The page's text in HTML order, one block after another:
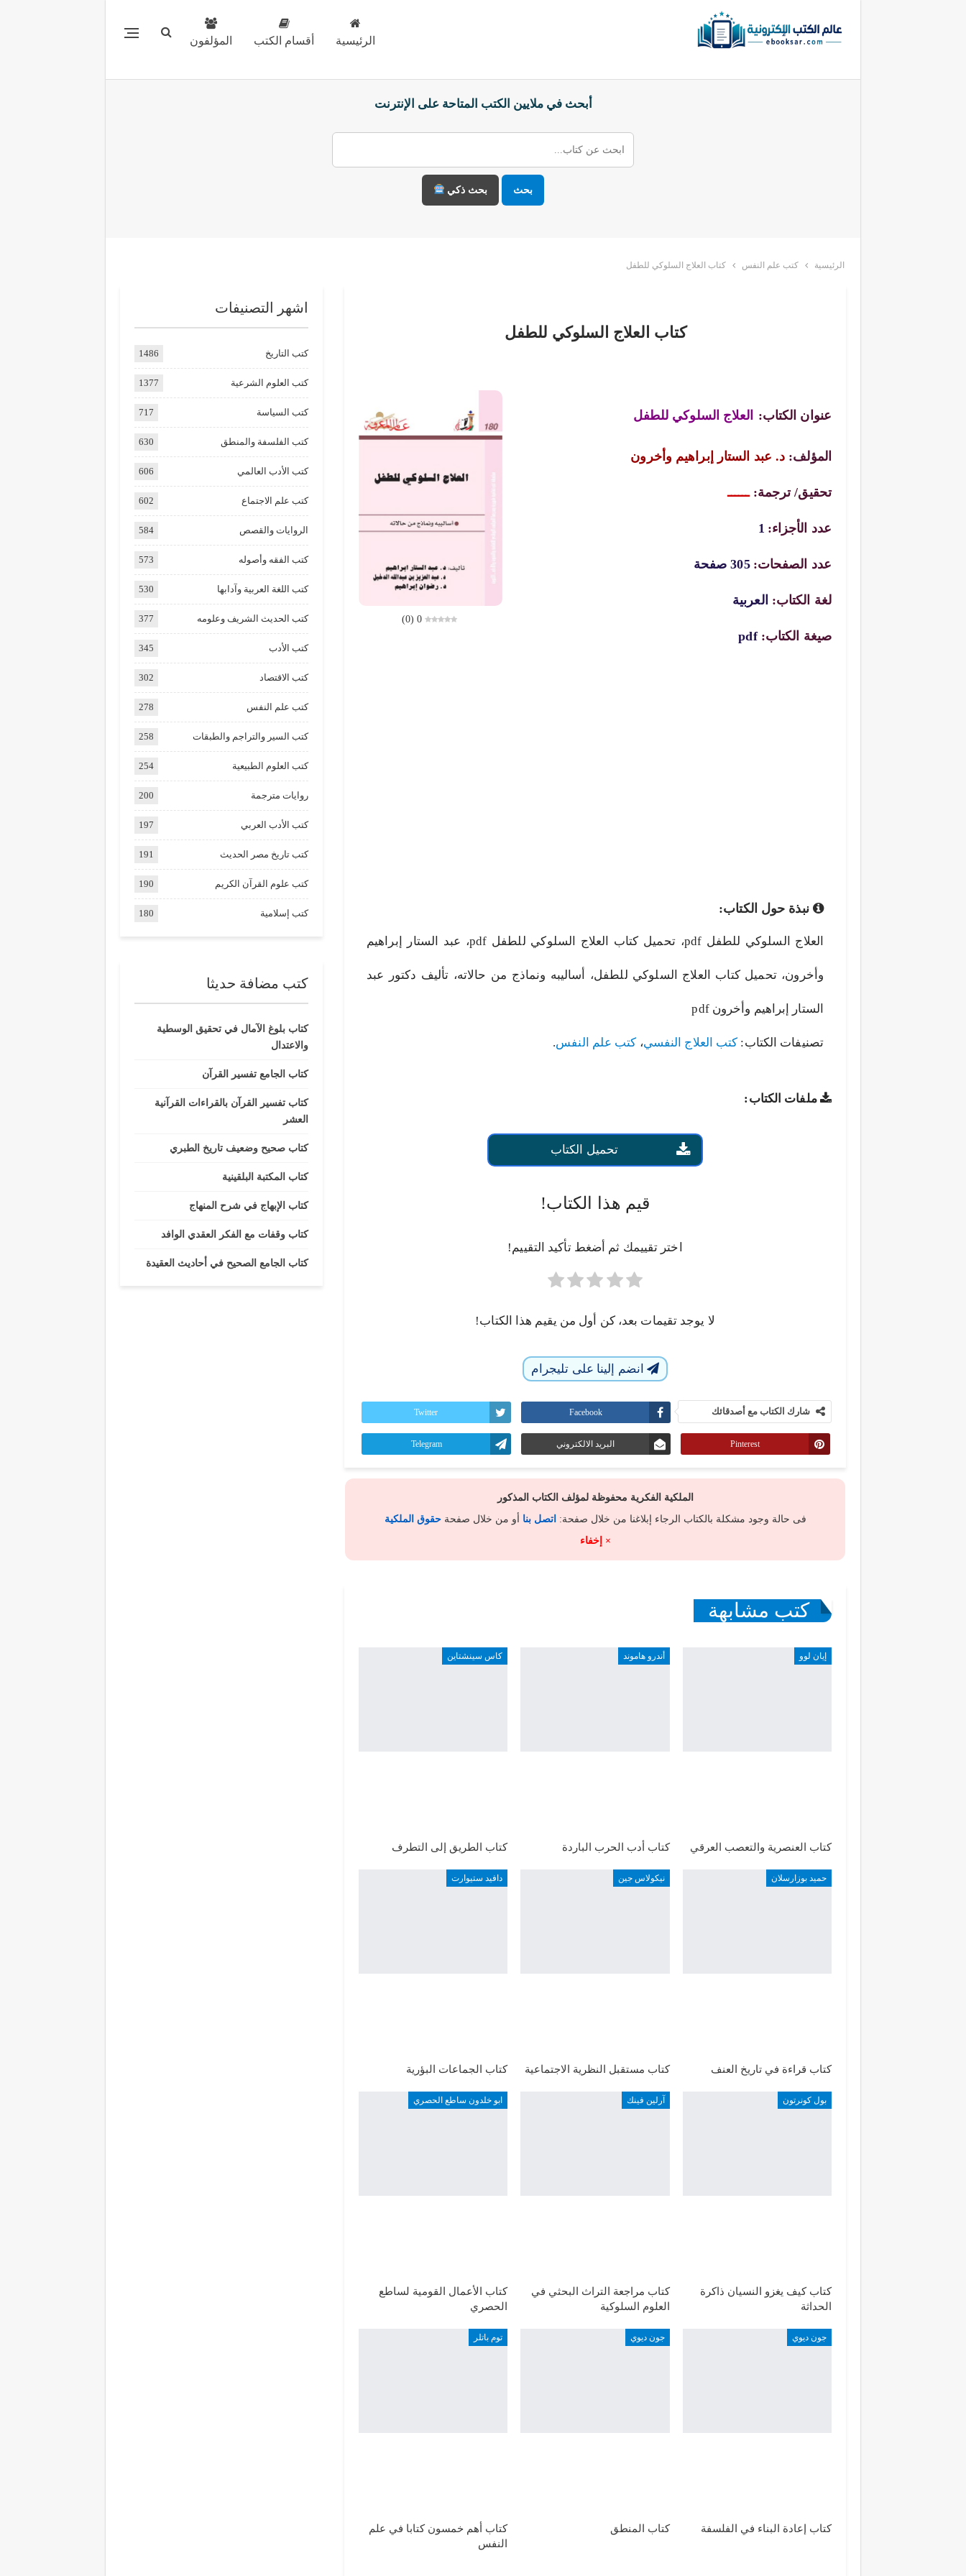
الرئيسية أقسام الكتب المؤلفون
أبحث في ملايين الكتب المتاحة على الإنترنت
بحث بحث ذكي
الرئيسية كتب علم النفس كتاب العلاج السلوكي للطفل
كتاب العلاج السلوكي للطفل
0
(
0
)
عنوان الكتاب: العلاج السلوكي للطفل
المؤلف: د. عبد الستار إبراهيم وأخرون
تحقيق/ ترجمة: ــــــ
عدد الأجزاء: 1
عدد الصفحات: 305 صفحة
لغة الكتاب: العربية
صيغة الكتاب: pdf
نبذة حول الكتاب:
العلاج السلوكي للطفل pdf، تحميل كتاب العلاج السلوكي للطفل pdf، عبد الستار إبراهيم
وأخرون، تحميل كتاب العلاج السلوكي للطفل، أساليبه ونماذج من حالاته، تأليف دكتور عبد
الستار إبراهيم وأخرون pdf
تصنيفات الكتاب: كتب العلاج النفسي، كتب علم النفس.
ملفات الكتاب:
تحميل الكتاب
قيم هذا الكتاب!
اختر تقييمك ثم أضغط تأكيد التقييم!
لا يوجد تقيمات بعد، كن أول من يقيم هذا الكتاب!
انضم إلينا على تليجرام
شارك الكتاب مع أصدقائك Facebook
Twitter
Pinterest البريد الالكتروني Telegram
الملكية الفكرية محفوظة لمؤلف الكتاب المذكور
فى حالة وجود مشكلة بالكتاب الرجاء إبلاغنا من خلال صفحة: اتصل بنا أو من خلال صفحةحقوق الملكية
× إخفاء
كتب مشابهة
إيان لوو
كتاب العنصرية والتعصب العرقي
أندرو هاموند
كتاب أدب الحرب الباردة
كاس سينشتاين
كتاب الطريق إلى التطرف
حميد بوزارسلان
كتاب قراءة في تاريخ العنف
نيكولاس جين
كتاب مستقبل النظرية الاجتماعية
دافيد ستيوارت
كتاب الجماعات البؤرية
بول كونرتون
كتاب كيف يغزو النسيان ذاكرة
الحداثة
آرلين فينك
كتاب مراجعة التراث البحثي في
العلوم السلوكية
ابو خلدون ساطع الحصري
كتاب الأعمال القومية لساطع
الحصري
جون ديوي
كتاب إعادة البناء في الفلسفة
جون ديوي
كتاب المنطق
توم باتلر
كتاب أهم خمسون كتابا في علم
النفس
اشهر التصنيفات
كتب التاريخ 1486
كتب العلوم الشرعية 1377
كتب السياسة 717
كتب الفلسفة والمنطق 630
كتب الأدب العالمي 606
كتب علم الاجتماع 602
الروايات والقصص 584
كتب الفقه وأصوله 573
كتب اللغة العربية وآدابها 530
كتب الحديث الشريف وعلومه 377
كتب الأدب 345
كتب الاقتصاد 302
كتب علم النفس 278
كتب السير والتراجم والطبقات 258
كتب العلوم الطبيعية 254
روايات مترجمة 200
كتب الأدب العربي 197
كتب تاريخ مصر الحديث 191
كتب علوم القرآن الكريم 190
كتب إسلامية 180
كتب مضافة حديثا
كتاب بلوغ الآمال في تحقيق الوسطية
والاعتدال
كتاب الجامع تفسير القرآن
كتاب تفسير القرآن بالقراءات القرآنية
العشر
كتاب صحيح وضعيف تاريخ الطبري
كتاب المكتبة البلقينية
كتاب الإبهاج في شرح المنهاج
كتاب وقفات مع الفكر العقدي الوافد
كتاب الجامع الصحيح في أحاديث العقيدة